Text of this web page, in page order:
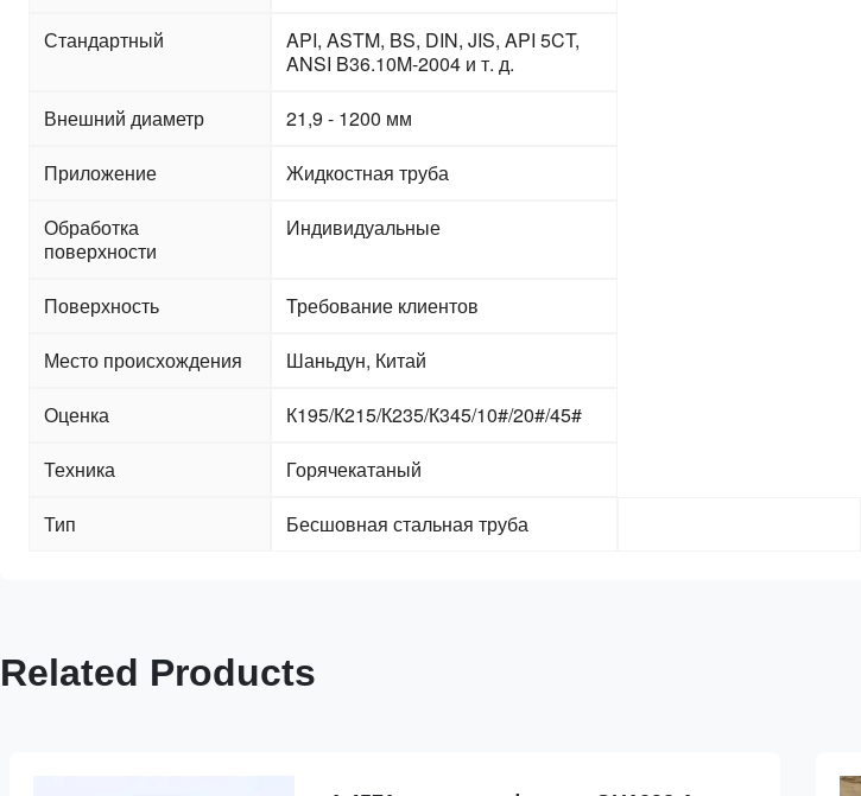
Стандартный
API, ASTM, BS, DIN, JIS, API 5CT,
ANSI B36.10M-2004 и т. д.
Внешний диаметр
21,9 - 1200 мм
Приложение
Жидкостная труба
Обработка
поверхности
Индивидуальные
Поверхность
Требование клиентов
Место происхождения
Шаньдун, Китай
Оценка
К195/К215/К235/К345/10#/20#/45#
Техника
Горячекатаный
Тип
Бесшовная стальная труба
Related Products